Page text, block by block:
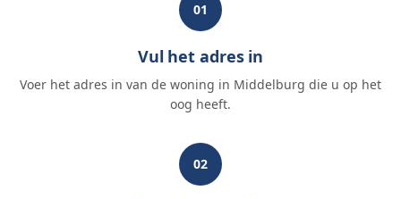
01
Vul het adres in
Voer het adres in van de woning in Middelburg die u op het
oog heeft.
02